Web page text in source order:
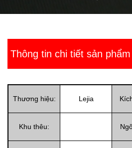
Thông tin chi tiết sản phẩm
Thương hiệu: Lejia
Khu thêu: